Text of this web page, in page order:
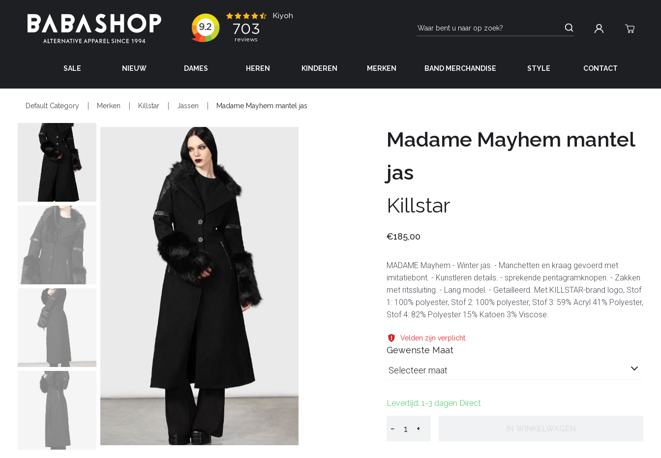
SALE NIEUW DAMES HEREN KINDEREN MERKEN BAND MERCHANDISE STYLE CONTACT
Default Category Merken Killstar Jassen Madame Mayhem mantel jas
Madame Mayhem mantel
jas
Killstar
€185,00
MADAME Mayhem - Winter jas. - Manchetten en kraag gevoerd met
imitatiebont. - Kunstleren details. - sprekende pentagramknopen. - Zakken
met ritssluiting. - Lang model. - Getailleerd. Met KILLSTAR-brand logo, Stof
1: 100% polyester, Stof 2: 100% polyester, Stof 3: 59% Acryl 41% Polyester,
Stof 4: 82% Polyester 15% Katoen 3% Viscose.
Velden zijn verplicht.
Gewenste Maat
Selecteer maat
Levertijd: 1-3 dagen Direct
− +